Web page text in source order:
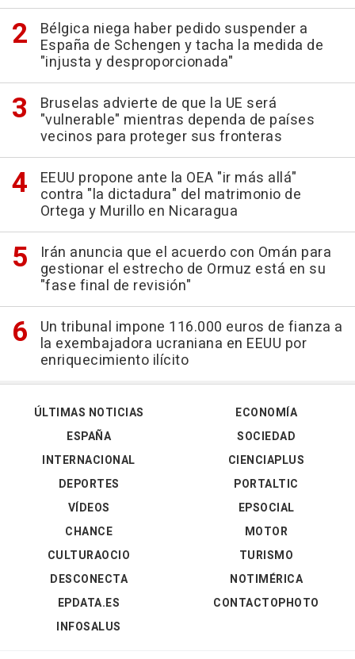
Bélgica niega haber pedido suspender a
España de Schengen y tacha la medida de
"injusta y desproporcionada"
Bruselas advierte de que la UE será
"vulnerable" mientras dependa de países
vecinos para proteger sus fronteras
EEUU propone ante la OEA "ir más allá"
contra "la dictadura" del matrimonio de
Ortega y Murillo en Nicaragua
Irán anuncia que el acuerdo con Omán para
gestionar el estrecho de Ormuz está en su
"fase final de revisión"
Un tribunal impone 116.000 euros de fianza a
la exembajadora ucraniana en EEUU por
enriquecimiento ilícito
ÚLTIMAS NOTICIAS
ESPAÑA
INTERNACIONAL
DEPORTES
VÍDEOS
ECONOMÍA
SOCIEDAD
CIENCIAPLUS
PORTALTIC
EPSOCIAL
CHANCE
CULTURAOCIO
DESCONECTA
EPDATA.ES
INFOSALUS
MOTOR
TURISMO
NOTIMÉRICA
CONTACTOPHOTO